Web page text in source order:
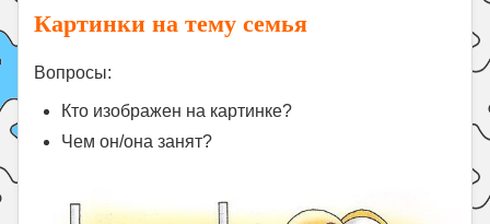
Картинки на тему семья
Вопросы:
Кто изображен на картинке?
Чем он/она занят?